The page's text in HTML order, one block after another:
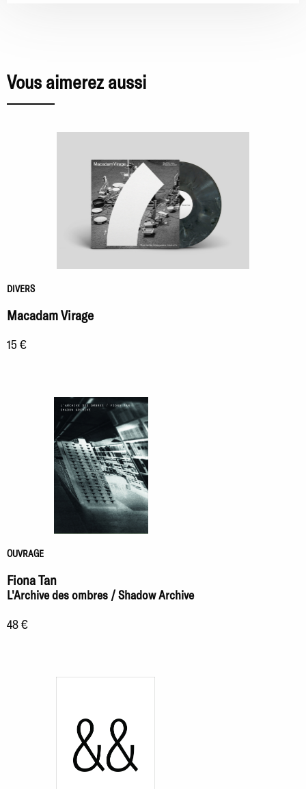
Vous aimerez aussi
DIVERS
Macadam Virage
15 €
OUVRAGE
Fiona Tan
L'Archive des ombres / Shadow Archive
48 €